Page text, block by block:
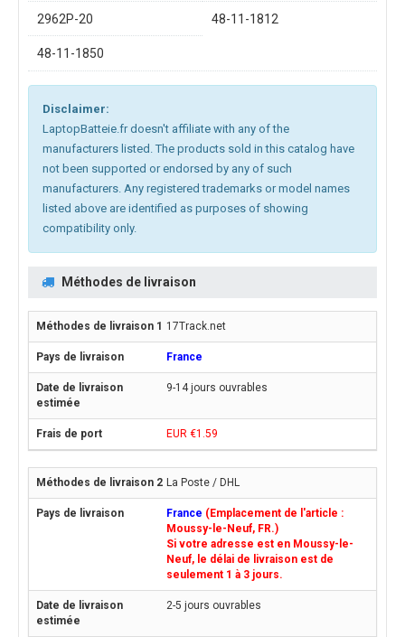
2962P-20 48-11-1812
48-11-1850
Disclaimer:
LaptopBatteie.fr doesn't affiliate with any of the
manufacturers listed. The products sold in this catalog have
not been supported or endorsed by any of such
manufacturers. Any registered trademarks or model names
listed above are identified as purposes of showing
compatibility only.
Méthodes de livraison
17Track.net
France
9-14 jours ouvrables
EUR €1.59
La Poste / DHL
France (Emplacement de l'article :
Moussy-le-Neuf, FR.)
Si votre adresse est en Moussy-le-
Neuf, le délai de livraison est de
seulement 1 à 3 jours.
2-5 jours ouvrables